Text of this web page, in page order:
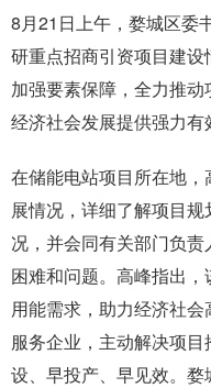
8月21日上午，婺城区委
研重点招商引资项目建设
加强要素保障，全力推
经济社会发展提供强力有
在储能电站项目所在地
展情况，详细了解项目
况，并会同有关部门负
困难和问题。高峰指出
用能需求，助力经济社
服务企业，主动解决项
设、早投产、早见效。